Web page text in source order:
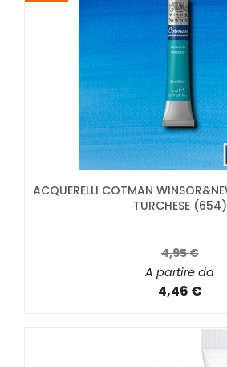
ACQUERELLI COTMAN
TURCHESE (654)
4,95 €
A partire da
4,46 €